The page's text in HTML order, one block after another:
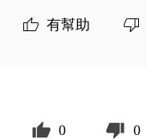
有幫助
0 0